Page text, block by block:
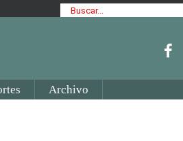
Archivo